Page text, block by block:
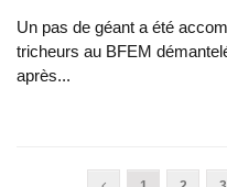
Un pas de géant a été
tricheurs au BFEM
après...